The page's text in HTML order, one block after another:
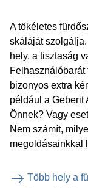
A tökéletes
skáláját
hely, a tisztaság
Felhasználóbarát
bizonyos extra
például a Geberit
Önnek? Vagy
Nem számít,
megoldásainkkal
Több hely a